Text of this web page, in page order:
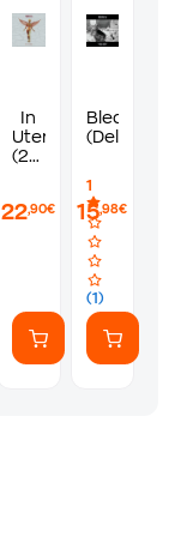
In
Utero
(2CD
22,90€
Bleach
(Deluxe)
1
(1)
15,98€